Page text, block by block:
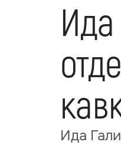
Ида